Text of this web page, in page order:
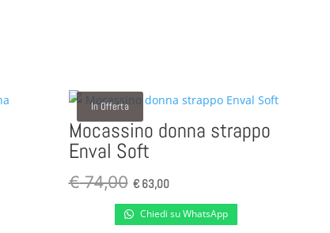
In Offerta
Mocassino donna strappo
Enval Soft
€74,00 Il
prezzo
originale
€63,00Il
prezzo
attuale
Chiedi su WhatsApp